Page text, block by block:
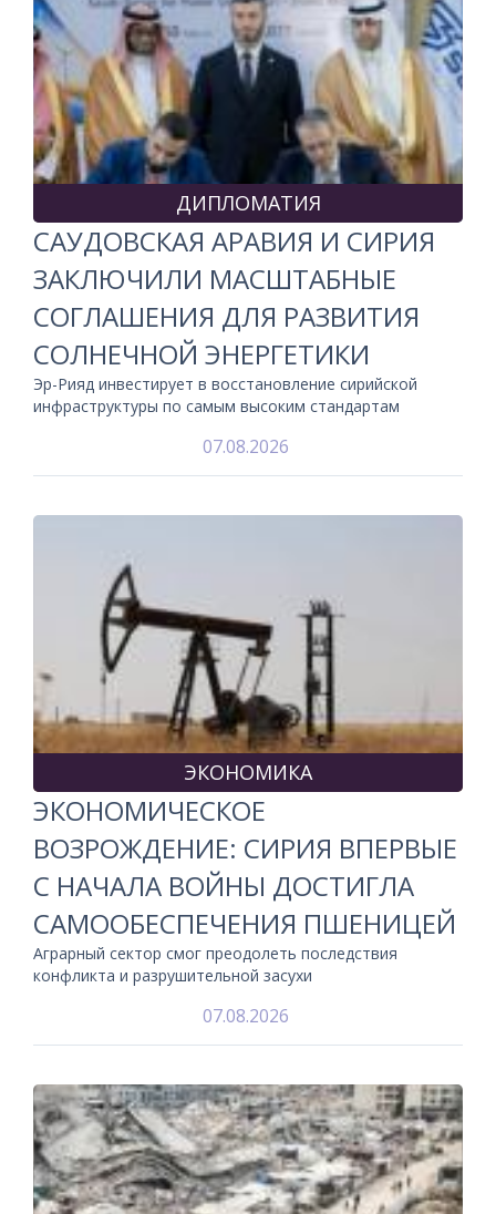
ДИПЛОМАТИЯ
САУДОВСКАЯ АРАВИЯ И СИРИЯ
ЗАКЛЮЧИЛИ МАСШТАБНЫЕ
СОГЛАШЕНИЯ ДЛЯ РАЗВИТИЯ
СОЛНЕЧНОЙ ЭНЕРГЕТИКИ
Эр-Рияд инвестирует в восстановление сирийской
инфраструктуры по самым высоким стандартам
07.08.2026
ЭКОНОМИКА
ЭКОНОМИЧЕСКОЕ
ВОЗРОЖДЕНИЕ: СИРИЯ ВПЕРВЫЕ
С НАЧАЛА ВОЙНЫ ДОСТИГЛА
САМООБЕСПЕЧЕНИЯ ПШЕНИЦЕЙ
Аграрный сектор смог преодолеть последствия
конфликта и разрушительной засухи
07.08.2026